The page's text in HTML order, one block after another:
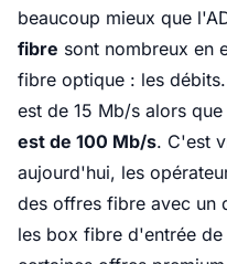
beaucoup mieux que
fibre sont nombreux en
fibre optique : les
est de 15 Mb/s alors que
est de 100 Mb/s. C'est
aujourd'hui, les
des offres fibre avec un
les box fibre d'entrée